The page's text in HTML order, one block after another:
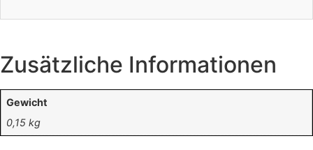
Zusätzliche Informationen
Gewicht
0,15 kg